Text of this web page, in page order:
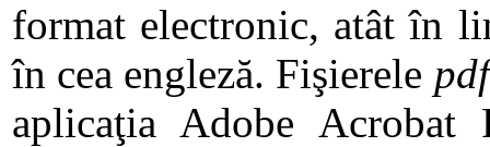
format electronic, atât în
în cea engleză. Fişierele pdf
aplicaţia Adobe Acrobat